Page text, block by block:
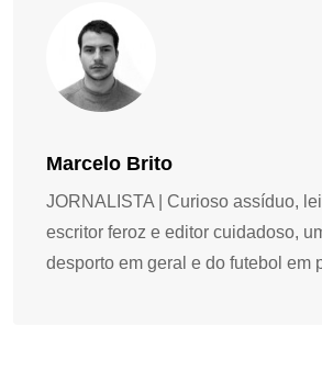
Marcelo Brito
JORNALISTA | Curioso assíduo,
escritor feroz e editor cuidadoso,
desporto em geral e do futebol em